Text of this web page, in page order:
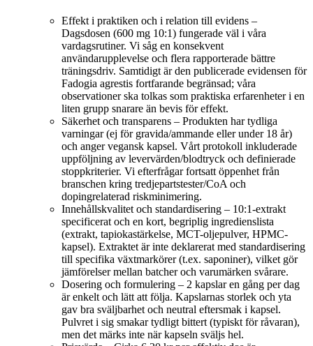
Effekt i praktiken och i relation till evidens –
Dagsdosen (600 mg 10:1) fungerade väl i våra
vardagsrutiner. Vi såg en konsekvent
användarupplevelse och flera rapporterade bättre
träningsdriv. Samtidigt är den publicerade evidensen för
Fadogia agrestis fortfarande begränsad; våra
observationer ska tolkas som praktiska erfarenheter i en
liten grupp snarare än bevis för effekt.
Säkerhet och transparens – Produkten har tydliga
varningar (ej för gravida/ammande eller under 18 år)
och anger vegansk kapsel. Vårt protokoll inkluderade
uppföljning av levervärden/blodtryck och definierade
stoppkriterier. Vi efterfrågar fortsatt öppenhet från
branschen kring tredjepartstester/CoA och
dopingrelaterad riskminimering.
Innehållskvalitet och standardisering – 10:1-extrakt
specificerat och en kort, begriplig ingredienslista
(extrakt, tapiokastärkelse, MCT-oljepulver, HPMC-
kapsel). Extraktet är inte deklarerat med standardisering
till specifika växtmarkörer (t.ex. saponiner), vilket gör
jämförelser mellan batcher och varumärken svårare.
Dosering och formulering – 2 kapslar en gång per dag
är enkelt och lätt att följa. Kapslarnas storlek och yta
gav bra sväljbarhet och neutral eftersmak i kapsel.
Pulvret i sig smakar tydligt bittert (typiskt för råvaran),
men det märks inte när kapseln sväljs hel.